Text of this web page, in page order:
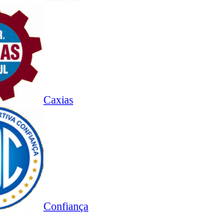
Caxias
Confiança